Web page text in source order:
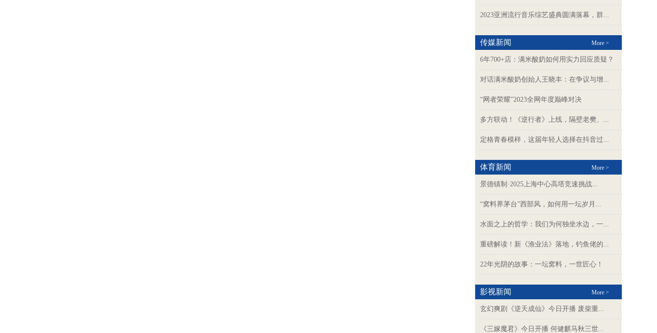
2023亚洲流行音乐综艺盛典圆满落幕，群...
传媒新闻 More >
6年700+店：满米酸奶如何用实力回应质疑？
对话满米酸奶创始人王晓丰：在争议与增...
“网者荣耀”2023全网年度巅峰对决
多方联动！《逆行者》上线，隔壁老樊、...
定格青春模样，这届年轻人选择在抖音过...
体育新闻 More >
景德镇制·‌2025上海中心高塔竞速挑战...
“窝料界茅台”西部风，如何用一坛岁月...
水面之上的哲学：我们为何独坐水边，一...
重磅解读！新《渔业法》落地，钓鱼佬的...
22年光阴的故事：一坛窝料，一世匠心！
影视新闻 More >
玄幻爽剧《逆天成仙》今日开播 废柴重...
《三嫁魔君》今日开播 何健麒马秋三世...